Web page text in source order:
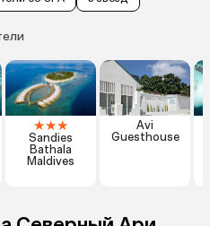
★★★
Sandies
Bathala
Maldives
Avi
Guesthouse